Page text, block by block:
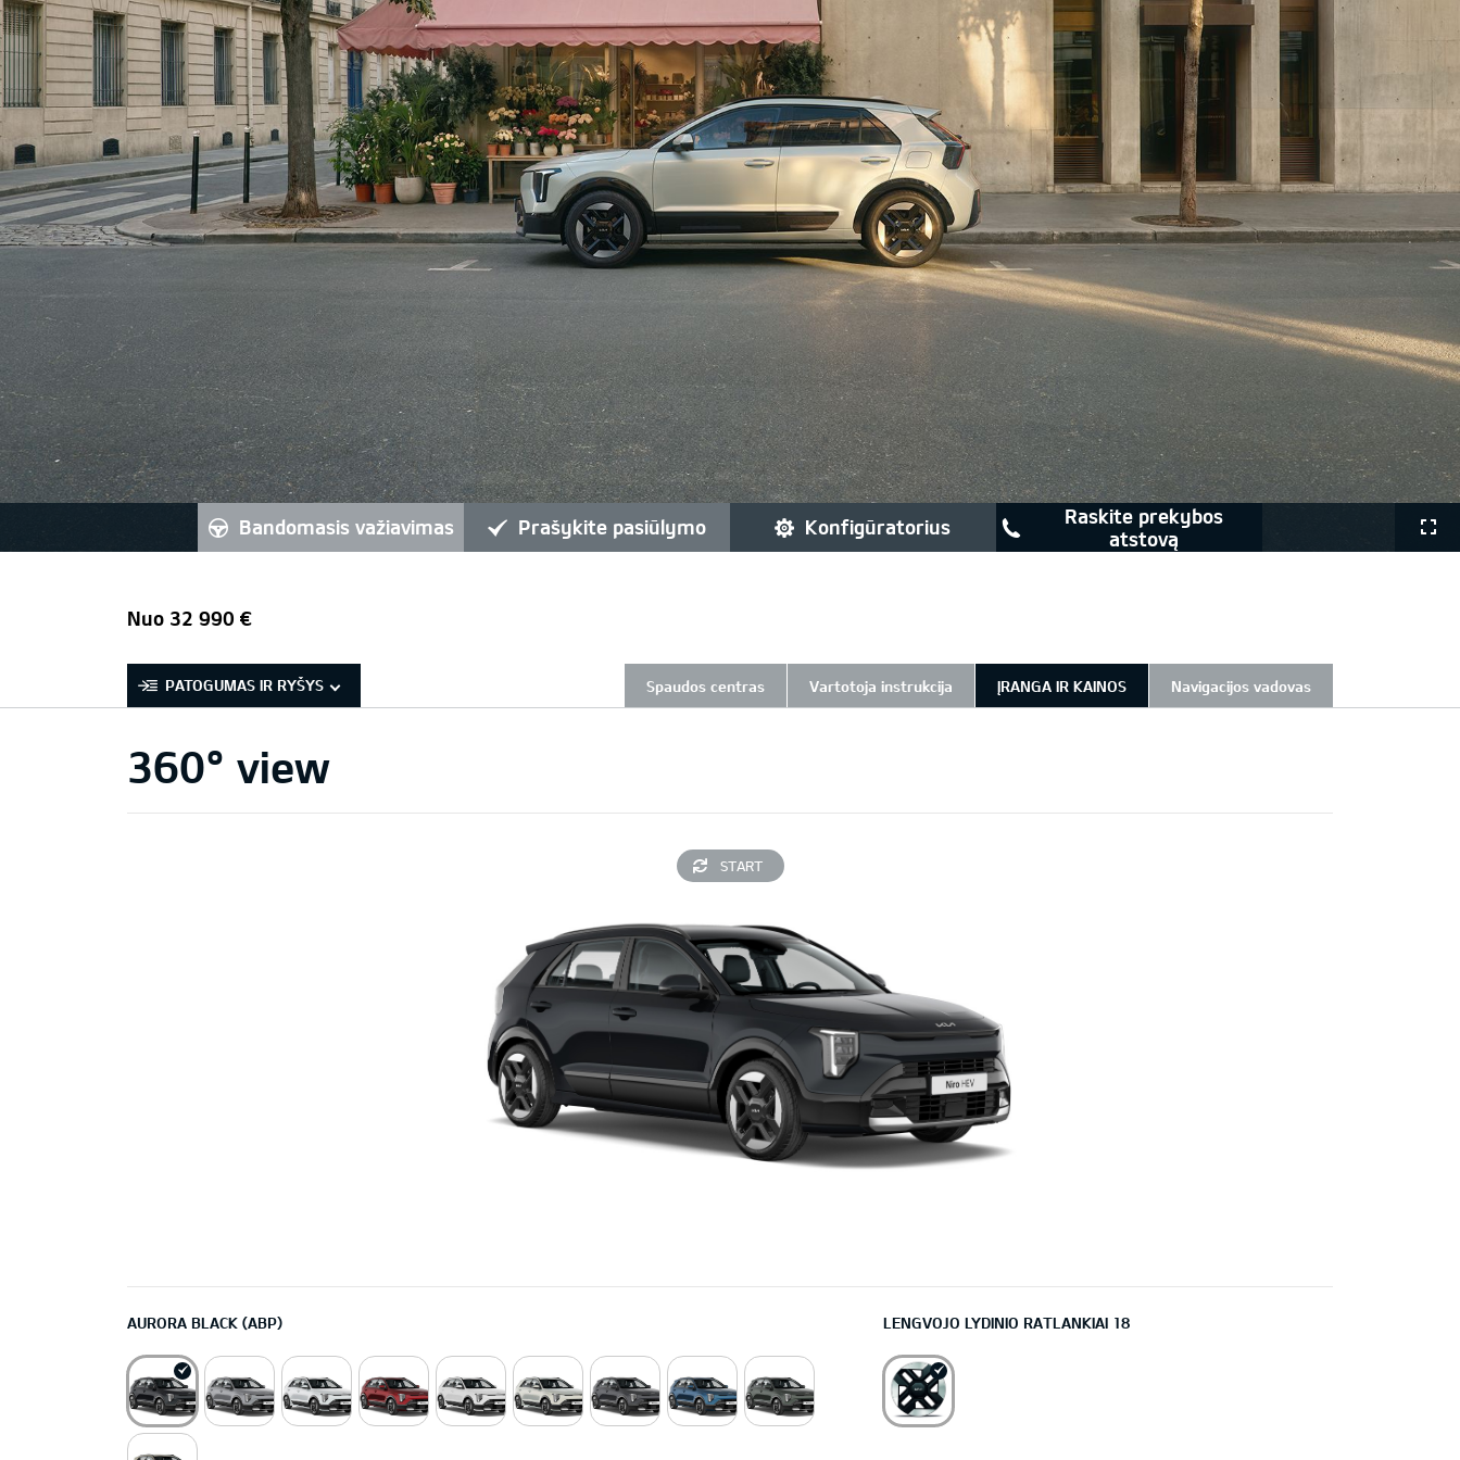
bandomasis važiavimas prašykite pasiūlymo konfigūratorius
raskite prekybos
atstovą
Nuo 32 990 €
PATOGUMAS IR RYŠYS Navigacijos vadovas
ĮRANGA IR KAINOS
Vartotoja instrukcija
Spaudos centras
360° view
START
AURORA BLACK (ABP) LENGVOJO LYDINIO RATLANKIAI 18